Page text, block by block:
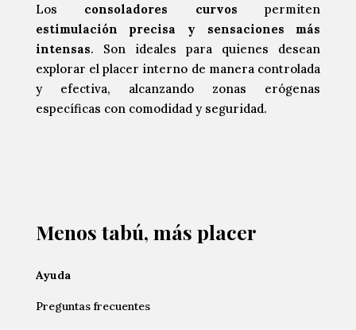
Los consoladores curvos permiten
estimulación precisa y sensaciones más
intensas. Son ideales para quienes desean
explorar el placer interno de manera controlada
y efectiva, alcanzando zonas erógenas
específicas con comodidad y seguridad.
Menos tabú, más placer
Ayuda
Preguntas frecuentes